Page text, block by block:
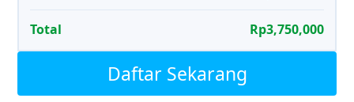
Total Rp3,750,000
Daftar Sekarang